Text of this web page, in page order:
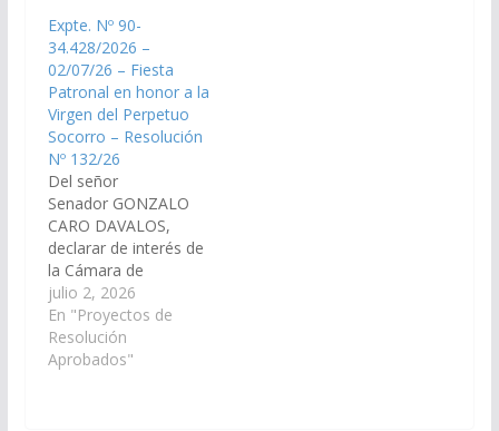
disponga las medidas y
recursos necesarios
para la construcción de
un tinglado para
cubierta del patio de la
Escuela Primaria…
Expte. Nº 90-
34.428/2026 –
02/07/26 – Fiesta
Patronal en honor a la
Virgen del Perpetuo
Socorro – Resolución
Nº 132/26
Del señor
Senador GONZALO
CARO DAVALOS,
declarar de interés de
la Cámara de
Senadores la Fiesta
Patronal en honor a la
Virgen del Perpetuo
Socorro, en la
julio 2, 2026
En "Proyectos de
Resolución
Aprobados"